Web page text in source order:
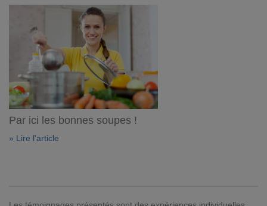
Par ici les bonnes soupes !
» Lire l'article